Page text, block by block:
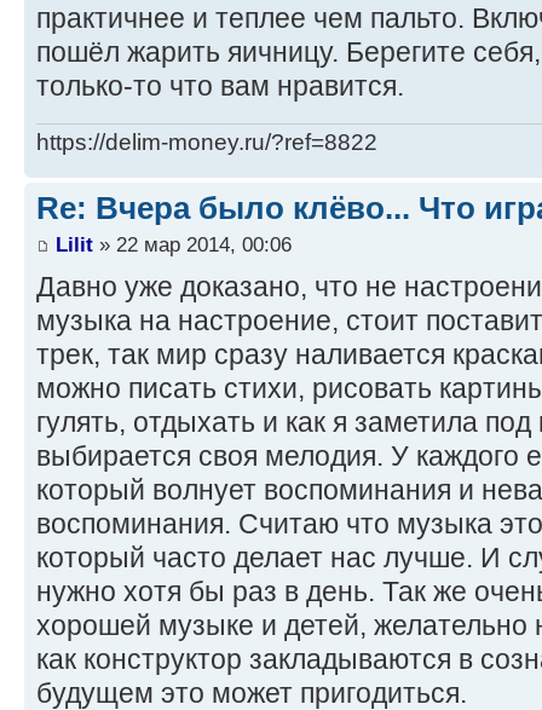
практичнее и теплее чем пальто.
пошёл жарить яичницу. Берегите
только-то что вам нравится.
https://delim-money.ru/?ref=8822
Re: Bчера было клёво... Что
Lilit » 22 мар 2014, 00:06
Давно уже доказано, что не
музыка на настроение, стоит
трек, так мир сразу наливается
можно писать стихи, рисовать
гулять, отдыхать и как я заметила
выбирается своя мелодия. У каждого
который волнует воспоминания и
воспоминания. Считаю что музыка
который часто делает нас лучше. И
нужно хотя бы раз в день. Так же
хорошей музыке и детей, желательно
как конструктор закладываются в
будущем это может пригодиться.